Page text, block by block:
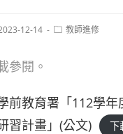
12-14
Post教師進修
參閱。
前教育署「112學年
習計畫」(公文)
下